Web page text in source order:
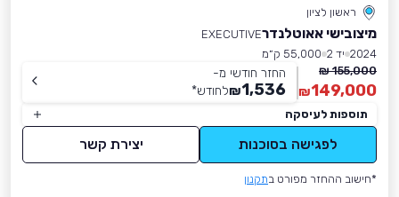
ראשון לציון
מיצובישי אאוטלנדרEXECUTIVE
2024 יד 2
55,000 ק״מ
155,000 ₪
149,000
₪
החזר חודשי מ-
1,536
₪לחודש*
תוספות לעיסקה
לפגישה בסוכנות יצירת קשר
*חישוב ההחזר מפורט בתקנון